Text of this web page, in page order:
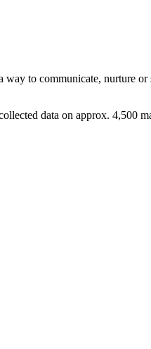
to communicate, nurture
data on approx. 4,500